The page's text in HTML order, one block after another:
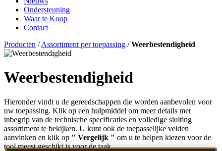
Ondersteuning
Waar te Koop
Contact
Producten /Assortiment per toepassing /Weerbestendigheid
Weerbestendigheid
Hieronder vindt u de gereedschappen die worden aanbevolen voor
uw toepassing. Klik op een hulpmiddel om meer details met
inbegrip van de technische specificaties en volledige sluiting
assortiment te bekijken. U kunt ook de toepasselijke velden
aanvinken en klik op " Vergelijk " om u te helpen kiezen voor de
tool meest geschikt is voor de taak.